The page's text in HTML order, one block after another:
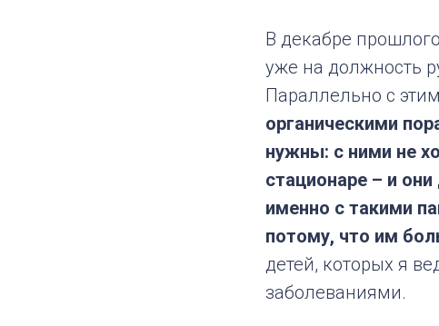
В декабре
уже на должность
Параллельно с этим
органическими
нужны: с ними не
стационаре – и
именно с такими
потому, что им
детей, которых я
заболеваниями.